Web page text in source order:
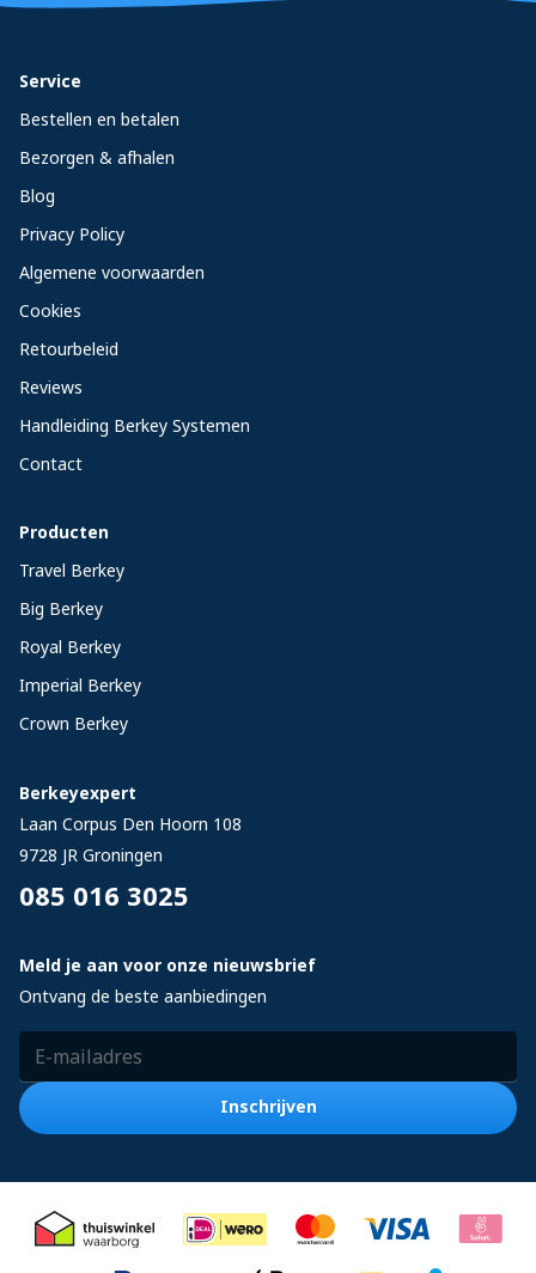
Service
Bestellen en betalen
Bezorgen & afhalen
Blog
Privacy Policy
Algemene voorwaarden
Cookies
Retourbeleid
Reviews
Handleiding Berkey Systemen
Contact
Producten
Travel Berkey
Big Berkey
Royal Berkey
Imperial Berkey
Crown Berkey
Berkeyexpert
Laan Corpus Den Hoorn 108
9728 JR Groningen
085 016 3025
Meld je aan voor onze nieuwsbrief
Ontvang de beste aanbiedingen
Inschrijven